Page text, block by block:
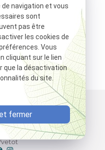
cave partielle.
VMC
navigation et vous
sont
pas être
les cookies de
Vous
cliquant sur le lien
que la désactivation
du site.
fermer